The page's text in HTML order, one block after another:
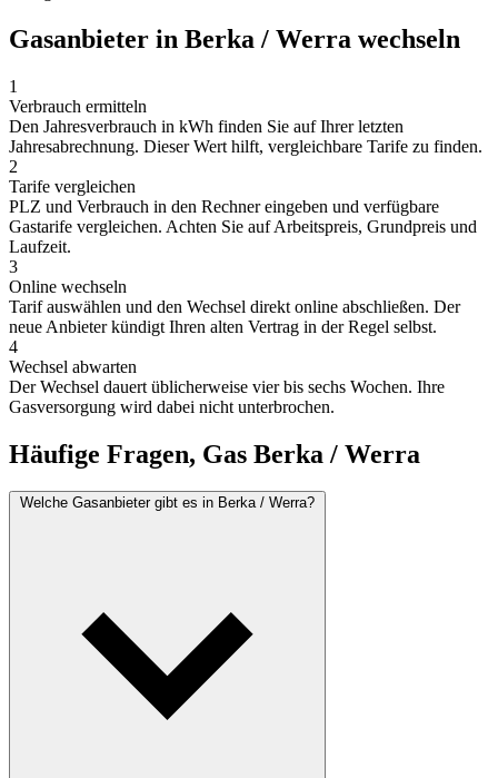
Gasanbieter in Berka / Werra wechseln
1
Verbrauch ermitteln
Den Jahresverbrauch in kWh finden Sie auf Ihrer letzten
Jahresabrechnung. Dieser Wert hilft, vergleichbare Tarife zu finden.
2
Tarife vergleichen
PLZ und Verbrauch in den Rechner eingeben und verfügbare
Gastarife vergleichen. Achten Sie auf Arbeitspreis, Grundpreis und
Laufzeit.
3
Online wechseln
Tarif auswählen und den Wechsel direkt online abschließen. Der
neue Anbieter kündigt Ihren alten Vertrag in der Regel selbst.
4
Wechsel abwarten
Der Wechsel dauert üblicherweise vier bis sechs Wochen. Ihre
Gasversorgung wird dabei nicht unterbrochen.
Häufige Fragen, Gas Berka / Werra
Welche Gasanbieter gibt es in Berka / Werra?